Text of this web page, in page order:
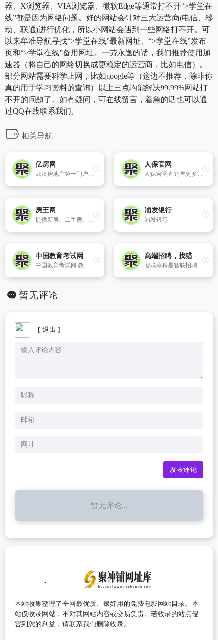
器、X浏览器、VIA浏览器、微软Edge等通常打不开“>学堂在
线”都是因为网络问题。好的网站会针对三大运营商(电信、移
动、联通)进行优化，所以小网站会遇到一些网络打不开。可
以来牟准导航寻找“>学堂在线”最新网址、“>学堂在线”发布
页和“>学堂在线”备用网址。一劳永逸的话，我们推荐使用加
速器（将自己的网络切换成更稳定的运营商，比如电信）。
部分网站需要科学上网，比如google等（这边不推荐，除非你
真的用于学习资料的查询）以上三点均能解决99.99%网站打
不开的问题了。如有疑问，可在线留言，着急的话也可以通
过QQ在线联系我们。
相关导航
亿房网
武汉房地产第一门户网站,武汉房产人气最旺、信息最丰富的网络媒体,武汉楼盘最全面的资讯、武汉商品房最及时的信息、人气最火爆的业主论坛和社区网站、武汉房地产最专业的市场研究机构以及最精英的武汉房产博客,是武汉最知名的房地产专业网站和信息库。亿房网——最权威、最全面的武汉房地产信息服务网站。
人保官网
人保官网直销省更多，安全有保障，无中间环节，其他保险产品更优惠。优质理赔服务，享受与线下同等理赔服务，更可拥有网上投保专属特色服务；全国10万个网点，30万个专业理赔服务人员。方便快捷，条款、金额公开透明，自助选择，轻松对比，我的保险我做主。优惠享不停，网购保险，享受更多惊喜优惠,尽在PICC中国人保官网
房王网
提供新房、二手房、租房等交易信息,业务范围覆盖广州、深圳、上海、东莞、佛山、中山、安徽、海南等地区。
浦发银行
浦发银行
中国教育考试网
中国教育考试网 教育考试 教育 首页 - 中国教育考试网
高端招聘，找猎头，找工作-智联卓聘！
智联卓聘是智联招聘集合海内外精英人才，整合覆盖40多个行业的优质资源，精选数万高信用等级的职业猎头顾问及海量年薪高于10万的高端职位，专为精英人士打造的高端人才求职平台。
暂无评论
[ 退出 ]
暂无评论...
本站收集整理了全网最优质、最好用的免费电影网站目录。本
站仅收录网站，不对其网站内容或交易负责。若收录的站点侵
害到您的利益，请联系我们删除收录。